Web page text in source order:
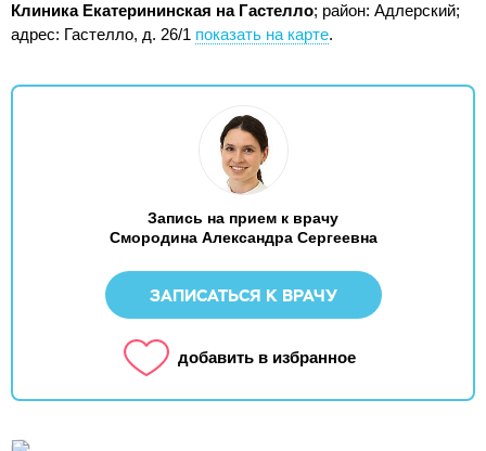
Клиника Екатерининская на Гастелло; район: Адлерский;
адрес: Гастелло, д. 26/1 показать на карте.
Запись на прием к врачу
Смородина Александра Сергеевна
ЗАПИСАТЬСЯ К ВРАЧУ
добавить в избранное